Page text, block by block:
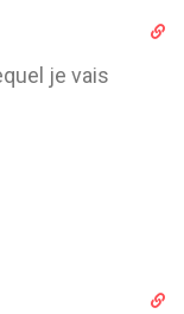
je vais